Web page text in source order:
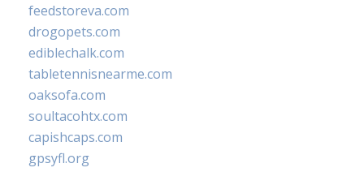
feedstoreva.com
drogopets.com
ediblechalk.com
tabletennisnearme.com
oaksofa.com
soultacohtx.com
capishcaps.com
gpsyfl.org